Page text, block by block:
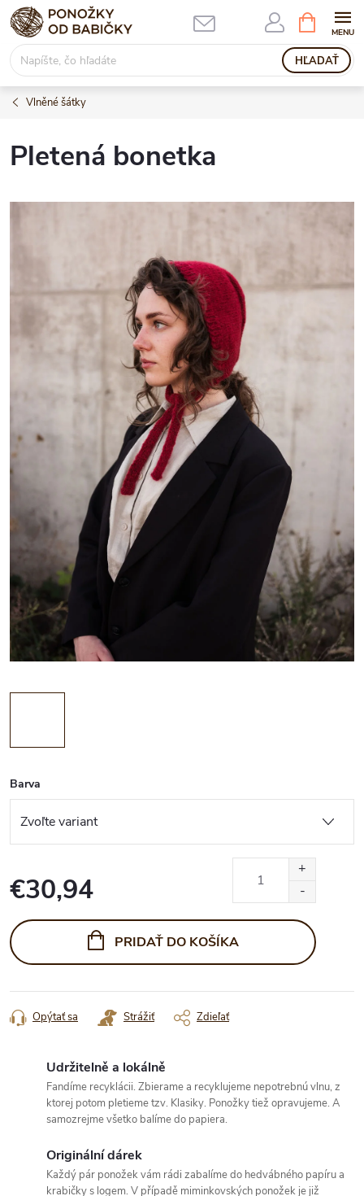
Prejsť
na
obsah
HĽADAŤ
KOŠÍK
Vlněné šátky
Pletená bonetka
Barva
€30,94
cena:
PRIDAŤ DO KOŠÍKA
Opýtať sa Strážiť Zdieľať
Udržitelně a lokálně
Fandíme recyklácii. Zbierame a recyklujeme nepotrebnú vlnu, z
ktorej potom pletieme tzv. Klasiky. Ponožky tiež opravujeme. A
samozrejme všetko balíme do papiera.
Originální dárek
Každý pár ponožek vám rádi zabalíme do hedvábného papíru a
krabičky s logem. V případě miminkovských ponožek je již